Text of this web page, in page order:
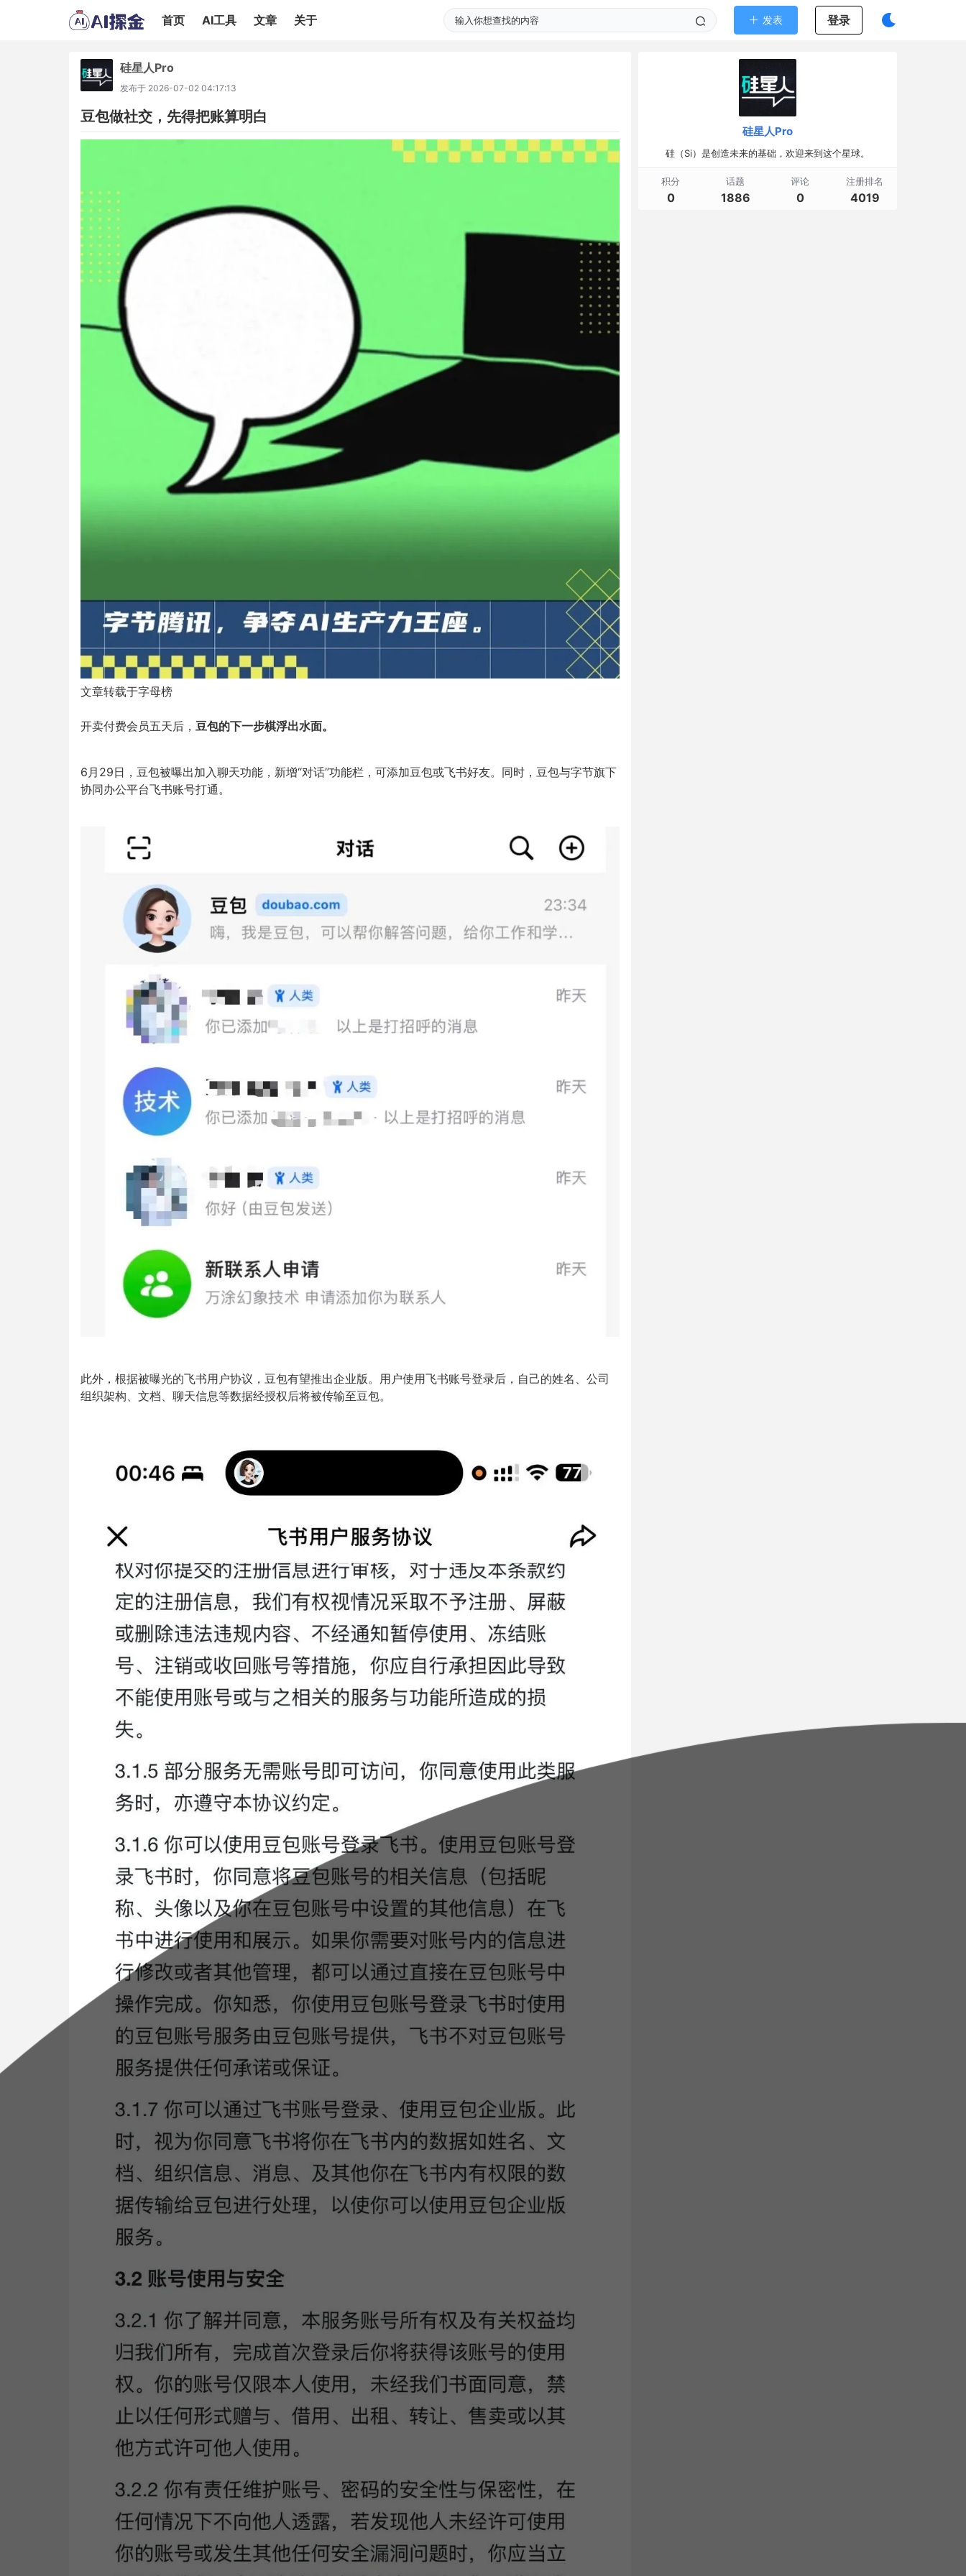
首页 AI工具 文章 关于 发表 登录
硅星人Pro
发布于 2026-07-02 04:17:13
豆包做社交，先得把账算明白
文章转载于字母榜
开卖付费会员五天后， 豆包的下一步棋浮出水面。
6月29日，豆包被曝出加入聊天功能，新增“对话”功能栏，可添加豆包或飞书好友。同时，豆包与字节旗下
协同办公平台飞书账号打通。
此外，根据被曝光的飞书用户协议，豆包有望推出企业版。用户使用飞书账号登录后，自己的姓名、公司
组织架构、文档、聊天信息等数据经授权后将被传输至豆包。
硅星人Pro
硅（Si）是创造未来的基础，欢迎来到这个星球。
积分
0
话题
1886
评论
0
注册排名
4019